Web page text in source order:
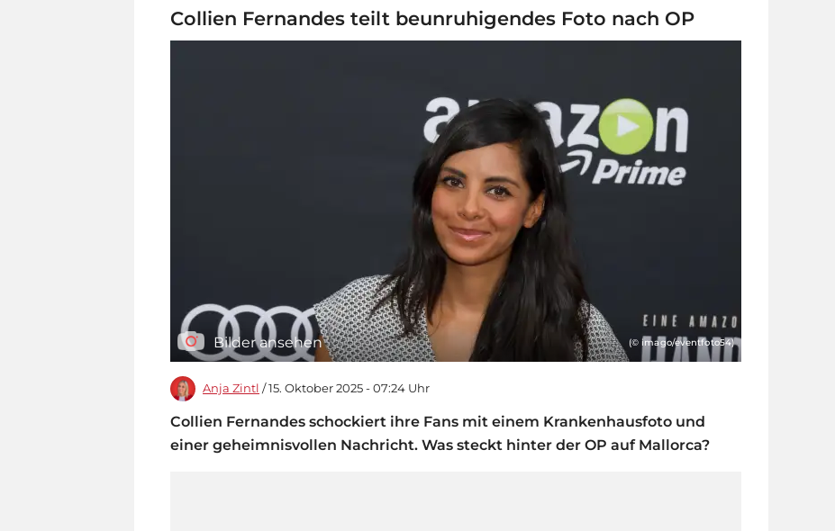
Collien Fernandes teilt beunruhigendes Foto nach OP
Bilder ansehen (© imago/eventfoto54)
Anja Zintl / 15. Oktober 2025 - 07:24 Uhr
Collien Fernandes schockiert ihre Fans mit einem Krankenhausfoto und
einer geheimnisvollen Nachricht. Was steckt hinter der OP auf Mallorca?